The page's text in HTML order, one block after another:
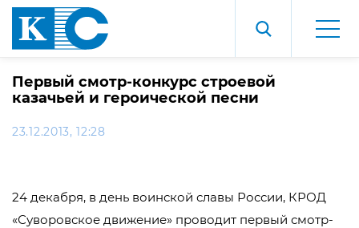
Первый смотр-конкурс строевой
казачьей и героической песни
23.12.2013, 12:28
24 декабря, в день воинской славы России, КРОД
«Суворовское движение» проводит первый смотр-